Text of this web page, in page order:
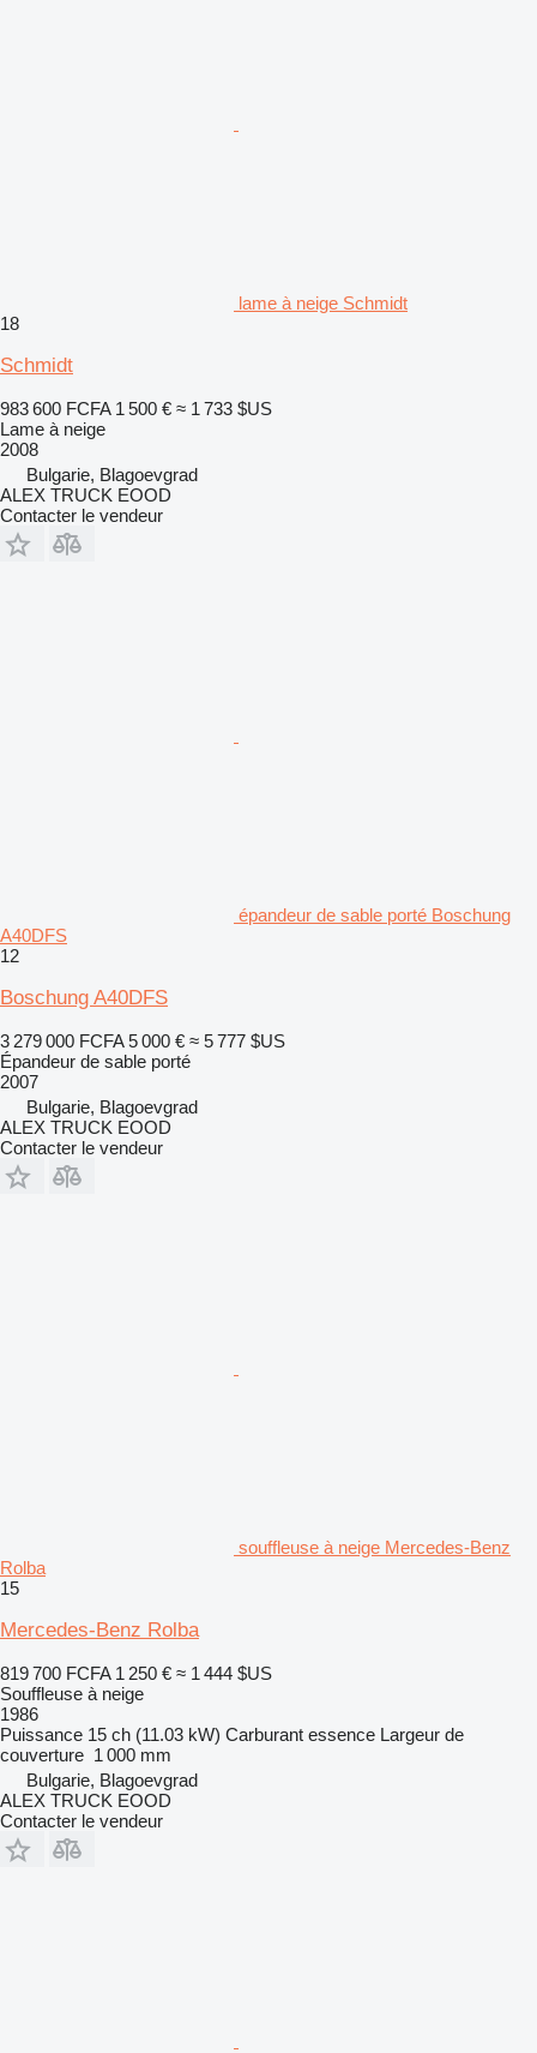
lame à neige Schmidt
18
Schmidt
983 600 FCFA 1 500 € ≈ 1 733 $US
Lame à neige
2008
Bulgarie, Blagoevgrad
ALEX TRUCK EOOD
Contacter le vendeur
épandeur de sable porté Boschung
A40DFS
12
Boschung A40DFS
3 279 000 FCFA 5 000 € ≈ 5 777 $US
Épandeur de sable porté
2007
Bulgarie, Blagoevgrad
ALEX TRUCK EOOD
Contacter le vendeur
souffleuse à neige Mercedes-Benz
Rolba
15
Mercedes-Benz Rolba
819 700 FCFA 1 250 € ≈ 1 444 $US
Souffleuse à neige
1986
Puissance 15 ch (11.03 kW) Carburant essence Largeur de
couverture 1 000 mm
Bulgarie, Blagoevgrad
ALEX TRUCK EOOD
Contacter le vendeur